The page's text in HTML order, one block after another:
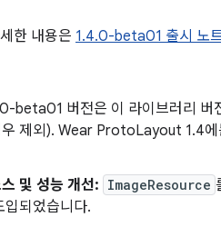
한 내용은 1.4.0-beta01 출시 노
버전은 이 라이브러리 버
제외). Wear ProtoLayout 1.4
및 성능 개선: ImageResource
입되었습니다.